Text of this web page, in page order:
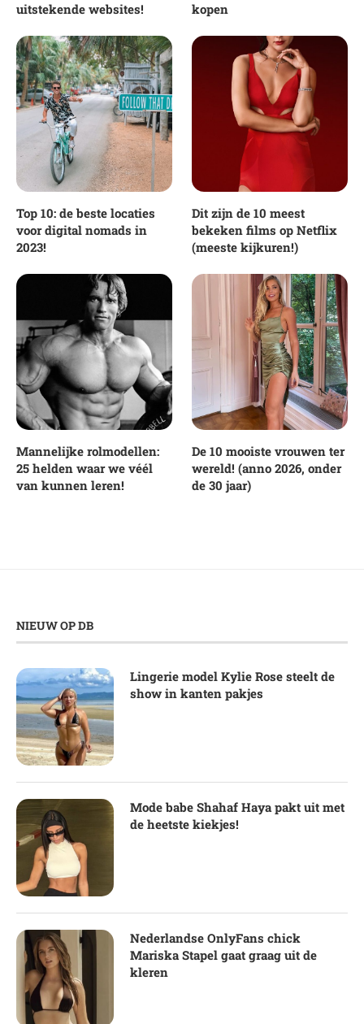
uitstekende websites!
kopen
Top 10: de beste locaties
voor digital nomads in
2023!
Dit zijn de 10 meest
bekeken films op Netflix
(meeste kijkuren!)
Mannelijke rolmodellen:
25 helden waar we véél
van kunnen leren!
De 10 mooiste vrouwen ter
wereld! (anno 2026, onder
de 30 jaar)
NIEUW OP DB
Lingerie model Kylie Rose steelt de
show in kanten pakjes
Mode babe Shahaf Haya pakt uit met
de heetste kiekjes!
Nederlandse OnlyFans chick
Mariska Stapel gaat graag uit de
kleren